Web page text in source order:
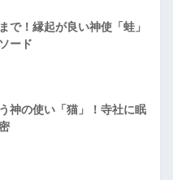
で！縁起が良い神使「蛙」
ード
神の使い「猫」！寺社に眠